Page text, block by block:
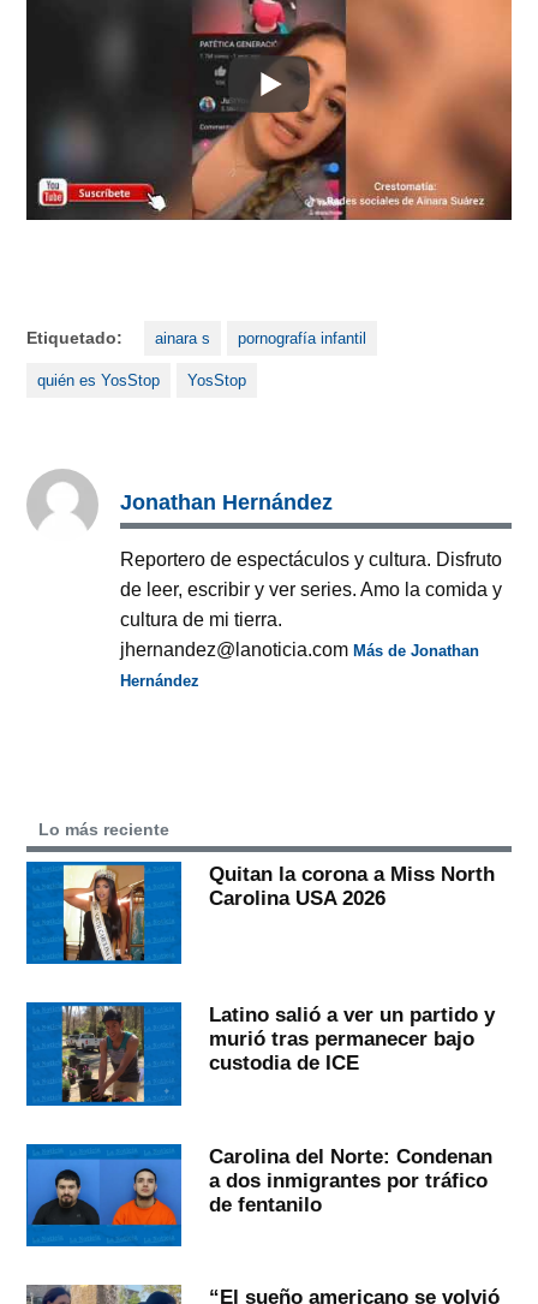
Etiquetado: ainara s pornografía infantil
quién es YosStop YosStop
Jonathan Hernández
Reportero de espectáculos y cultura. Disfruto
de leer, escribir y ver series. Amo la comida y
cultura de mi tierra.
jhernandez@lanoticia.comMás de Jonathan
Hernández
Lo más reciente
Quitan la corona a Miss North
Carolina USA 2026
Latino salió a ver un partido y
murió tras permanecer bajo
custodia de ICE
Carolina del Norte: Condenan
a dos inmigrantes por tráfico
de fentanilo
“El sueño americano se volvió